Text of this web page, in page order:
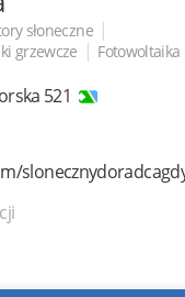
słoneczne |
grzewcze | Fotowoltaika
521